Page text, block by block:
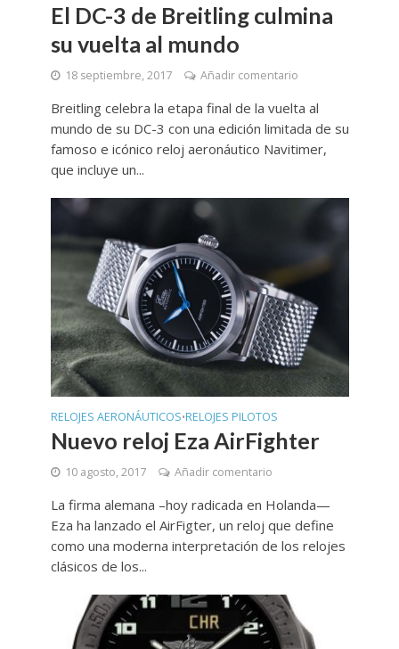
El DC-3 de Breitling culmina
su vuelta al mundo
18 septiembre, 2017 Añadir comentario
Breitling celebra la etapa final de la vuelta al
mundo de su DC-3 con una edición limitada de su
famoso e icónico reloj aeronáutico Navitimer,
que incluye un...
RELOJES AERONÁUTICOS•RELOJES PILOTOS
Nuevo reloj Eza AirFighter
10 agosto, 2017 Añadir comentario
La firma alemana –hoy radicada en Holanda—
Eza ha lanzado el AirFigter, un reloj que define
como una moderna interpretación de los relojes
clásicos de los...